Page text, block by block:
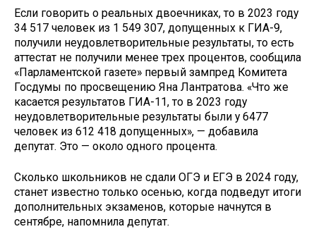
Если говорить о реальных двоечниках, то в 2023 году
34 517 человек из 1 549 307, допущенных к ГИА-9,
получили неудовлетворительные результаты, то есть
аттестат не получили менее трех процентов, сообщила
«Парламентской газете» первый зампред Комитета
Госдумы по просвещению Яна Лантратова. «Что же
касается результатов ГИА-11, то в 2023 году
неудовлетворительные результаты были у 6477
человек из 612 418 допущенных», — добавила
депутат. Это — около одного процента.
Сколько школьников не сдали ОГЭ и ЕГЭ в 2024 году,
станет известно только осенью, когда подведут итоги
дополнительных экзаменов, которые начнутся в
сентябре, напомнила депутат.